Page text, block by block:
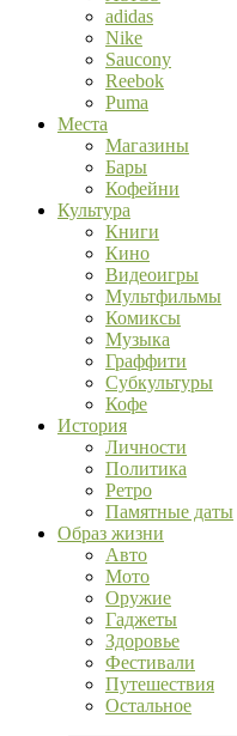
adidas
Nike
Saucony
Reebok
Puma
Места
Магазины
Бары
Кофейни
Культура
Книги
Кино
Видеоигры
Мультфильмы
Комиксы
Музыка
Граффити
Субкультуры
Кофе
История
Личности
Политика
Ретро
Памятные даты
Образ жизни
Авто
Мото
Оружие
Гаджеты
Здоровье
Фестивали
Путешествия
Остальное